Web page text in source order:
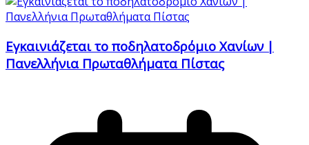
Εγκαινιάζεται το ποδηλατοδρόμιο Χανίων |
Πανελλήνια Πρωταθλήματα Πίστας